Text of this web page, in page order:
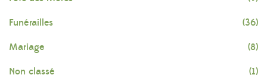
Funérailles (36)
Mariage (8)
Non classé (1)